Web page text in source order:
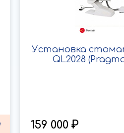
Установка
QL2028
159 000